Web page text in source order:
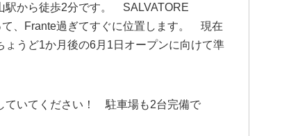
から徒歩2分です。 SALVATORE
、Frante過ぎてすぐに位置します。 現在
うど1か月後の6月1日オープンに向けて準
ていてください！ 駐車場も2台完備で